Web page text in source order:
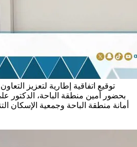
توقيع اتفاقية إطارية لتعزيز
بحضور أمين منطقة الباحة،
أمانة منطقة الباحة وجمعية الإسكان